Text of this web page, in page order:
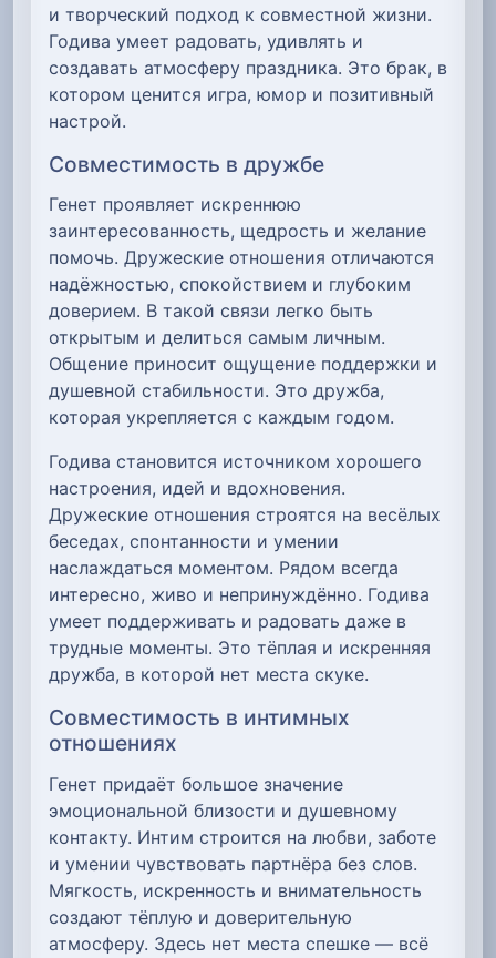
и творческий подход к совместной жизни.
Годива умеет радовать, удивлять и
создавать атмосферу праздника. Это брак, в
котором ценится игра, юмор и позитивный
настрой.
Совместимость в дружбе
Генет проявляет искреннюю
заинтересованность, щедрость и желание
помочь. Дружеские отношения отличаются
надёжностью, спокойствием и глубоким
доверием. В такой связи легко быть
открытым и делиться самым личным.
Общение приносит ощущение поддержки и
душевной стабильности. Это дружба,
которая укрепляется с каждым годом.
Годива становится источником хорошего
настроения, идей и вдохновения.
Дружеские отношения строятся на весёлых
беседах, спонтанности и умении
наслаждаться моментом. Рядом всегда
интересно, живо и непринуждённо. Годива
умеет поддерживать и радовать даже в
трудные моменты. Это тёплая и искренняя
дружба, в которой нет места скуке.
Совместимость в интимных
отношениях
Генет придаёт большое значение
эмоциональной близости и душевному
контакту. Интим строится на любви, заботе
и умении чувствовать партнёра без слов.
Мягкость, искренность и внимательность
создают тёплую и доверительную
атмосферу. Здесь нет места спешке — всё